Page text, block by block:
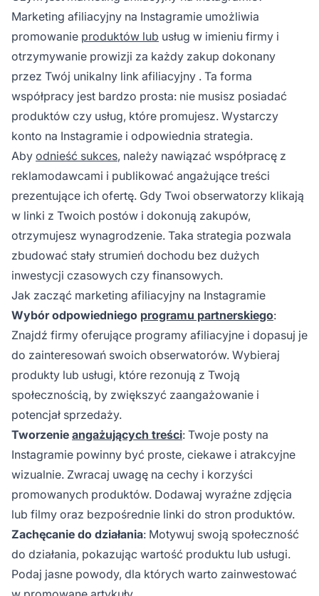
Marketing afiliacyjny na Instagramie umożliwia
promowanie produktów lub usług w imieniu firmy i
otrzymywanie prowizji za każdy zakup dokonany
przez Twój unikalny link afiliacyjny . Ta forma
współpracy jest bardzo prosta: nie musisz posiadać
produktów czy usług, które promujesz. Wystarczy
konto na Instagramie i odpowiednia strategia.
Aby odnieść sukces, należy nawiązać współpracę z
reklamodawcami i publikować angażujące treści
prezentujące ich ofertę. Gdy Twoi obserwatorzy klikają
w linki z Twoich postów i dokonują zakupów,
otrzymujesz wynagrodzenie. Taka strategia pozwala
zbudować stały strumień dochodu bez dużych
inwestycji czasowych czy finansowych.
Jak zacząć marketing afiliacyjny na Instagramie
Wybór odpowiedniego programu partnerskiego:
Znajdź firmy oferujące programy afiliacyjne i dopasuj je
do zainteresowań swoich obserwatorów. Wybieraj
produkty lub usługi, które rezonują z Twoją
społecznością, by zwiększyć zaangażowanie i
potencjał sprzedaży.
Tworzenie angażujących treści: Twoje posty na
Instagramie powinny być proste, ciekawe i atrakcyjne
wizualnie. Zwracaj uwagę na cechy i korzyści
promowanych produktów. Dodawaj wyraźne zdjęcia
lub filmy oraz bezpośrednie linki do stron produktów.
Zachęcanie do działania: Motywuj swoją społeczność
do działania, pokazując wartość produktu lub usługi.
Podaj jasne powody, dla których warto zainwestować